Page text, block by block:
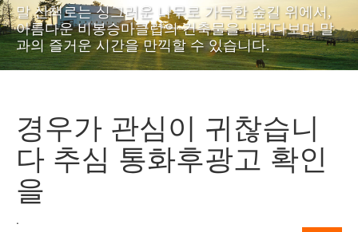
말 산책로는 싱그러운 나무로 가득한 숲길 위에서,
아름다운 비봉승마클럽의 건축물을 내려다보며 말
과의 즐거운 시간을 만끽할 수 있습니다.
경우가 관심이 귀찮습니
다 추심 통화후광고 확인
을
.